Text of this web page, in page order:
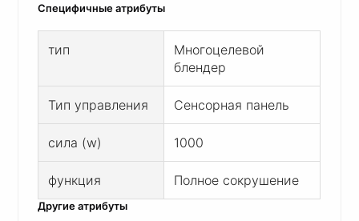
Специфичные атрибуты
тип
Многоцелевой
блендер
Тип управления Сенсорная панель
сила (w) 1000
функция Полное сокрушение
Другие атрибуты